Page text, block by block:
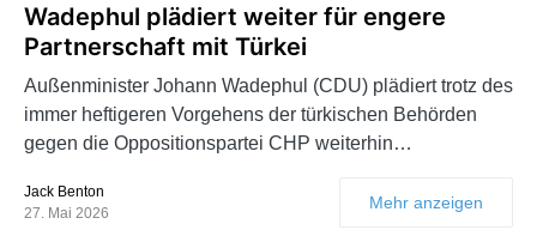
Wadephul plädiert weiter für engere
Partnerschaft mit Türkei
Außenminister Johann Wadephul (CDU) plädiert trotz des
immer heftigeren Vorgehens der türkischen Behörden
gegen die Oppositionspartei CHP weiterhin…
Jack Benton
27. Mai 2026
Mehr anzeigen